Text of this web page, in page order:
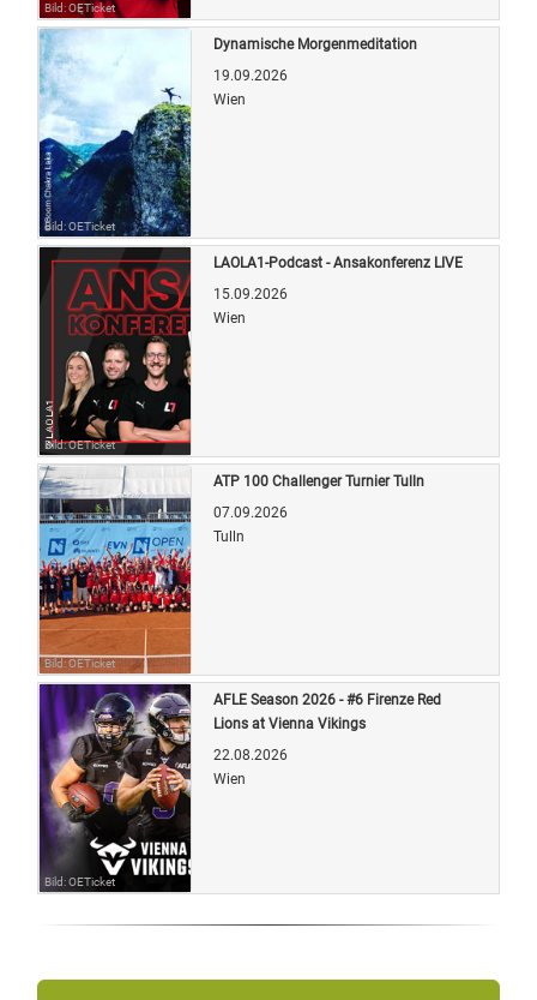
Bild: OETicket
Bild: OETicket
Dynamische Morgenmeditation
19.09.2026
Wien
Bild: OETicket
LAOLA1-Podcast - Ansakonferenz LIVE
15.09.2026
Wien
Bild: OETicket
ATP 100 Challenger Turnier Tulln
07.09.2026
Tulln
Bild: OETicket
AFLE Season 2026 - #6 Firenze Red
Lions at Vienna Vikings
22.08.2026
Wien